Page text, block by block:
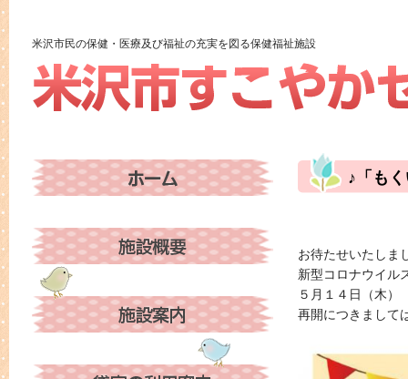
米沢市民の保健・医療及び福祉の充実を図る保健福祉施設
♪「も
お待たせいたしま
新型コロナウイル
５月１４日（木
再開につきまして